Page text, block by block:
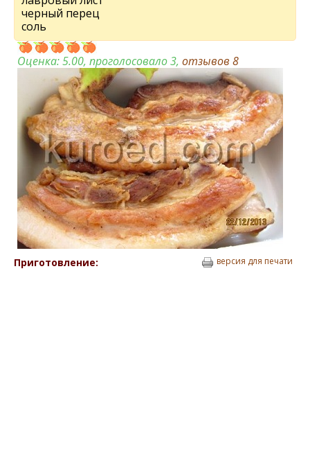
черный перец
соль
Оценка:5.00, проголосовало 3, отзывов 8
Приготовление: версия для печати